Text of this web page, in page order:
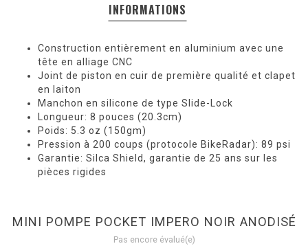
INFORMATIONS
Construction entièrement en aluminium avec une
tête en alliage CNC
Joint de piston en cuir de première qualité et clapet
en laiton
Manchon en silicone de type Slide-Lock
Longueur: 8 pouces (20.3cm)
Poids: 5.3 oz (150gm)
Pression à 200 coups (protocole BikeRadar): 89 psi
Garantie: Silca Shield, garantie de 25 ans sur les
pièces rigides
MINI POMPE POCKET IMPERO NOIR ANODISÉ
Pas encore évalué(e)